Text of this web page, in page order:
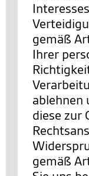
gemäß
Ihrer
ablehnen
diese zur
gemäß